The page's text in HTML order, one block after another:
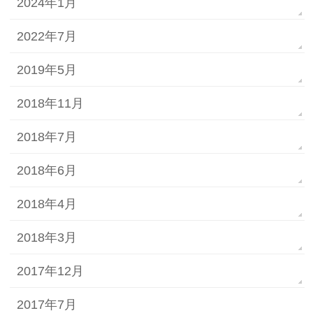
2024年1月
2022年7月
2019年5月
2018年11月
2018年7月
2018年6月
2018年4月
2018年3月
2017年12月
2017年7月